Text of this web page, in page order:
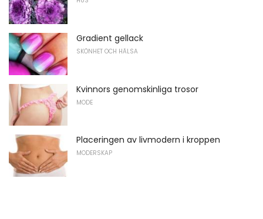
Gradient gellack
SKÖNHET OCH HÄLSA
Kvinnors genomskinliga trosor
MODE
Placeringen av livmodern i kroppen
MODERSKAP